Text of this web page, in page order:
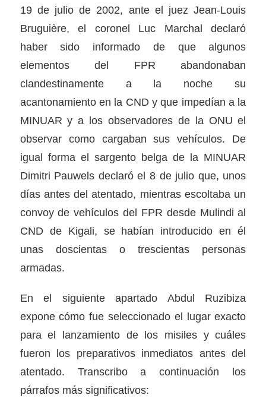
19 de julio de 2002, ante el juez Jean-Louis
Bruguière, el coronel Luc Marchal declaró
haber sido informado de que algunos
elementos del FPR abandonaban
clandestinamente a la noche su
acantonamiento en la CND y que impedían a la
MINUAR y a los observadores de la ONU el
observar como cargaban sus vehículos. De
igual forma el sargento belga de la MINUAR
Dimitri Pauwels declaró el 8 de julio que, unos
días antes del atentado, mientras escoltaba un
convoy de vehículos del FPR desde Mulindi al
CND de Kigali, se habían introducido en él
unas doscientas o trescientas personas
armadas.
En el siguiente apartado Abdul Ruzibiza
expone cómo fue seleccionado el lugar exacto
para el lanzamiento de los misiles y cuáles
fueron los preparativos inmediatos antes del
atentado. Transcribo a continuación los
párrafos más significativos: